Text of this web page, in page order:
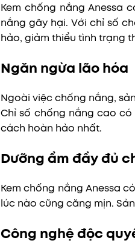
Kem chống nắng Anessa
nắng gây hại. Với chỉ số
hảo, giảm thiểu tình trạng
Ngăn ngừa lão hóa
Ngoài việc chống nắng,
Chỉ số chống nắng cao
cách hoàn hảo nhất.
Dưỡng ẩm đầy đủ
Kem chống nắng Anessa
lúc nào cũng căng mịn.
Công nghệ độc